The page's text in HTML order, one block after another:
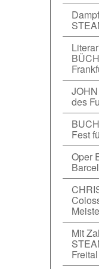
des
Fest
Oper
Mit
Freital